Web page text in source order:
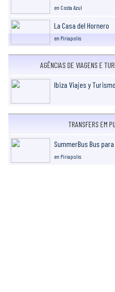
en Costa Azul
La Casa del Hornero
en Piriapolis
AGÊNCIAS DE VIAGENS E
Ibiza Viajes y Turismo
TRANSFERS EM
SummerBus Bus
en Piriapolis